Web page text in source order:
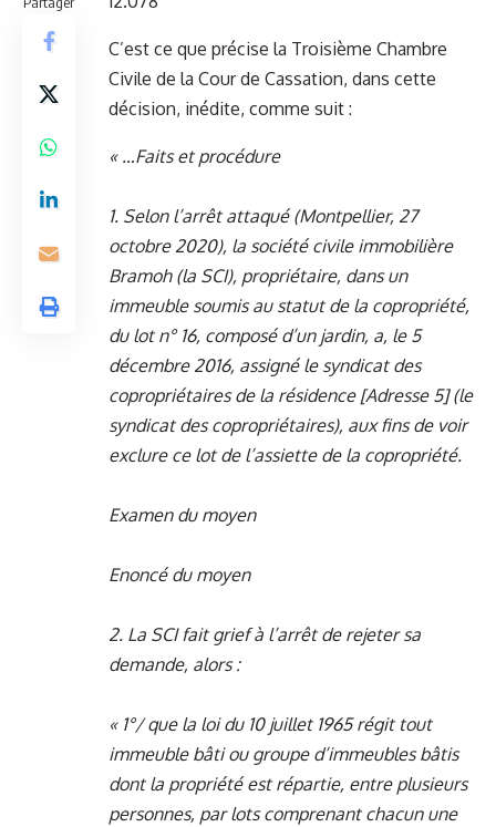
C’est ce que précise la Troisième Chambre
Civile de la Cour de Cassation, dans cette
décision, inédite, comme suit :
« …Faits et procédure
1. Selon l’arrêt attaqué (Montpellier, 27
octobre 2020), la société civile immobilière
Bramoh (la SCI), propriétaire, dans un
immeuble soumis au statut de la copropriété,
du lot n° 16, composé d’un jardin, a, le 5
décembre 2016, assigné le syndicat des
copropriétaires de la résidence [Adresse 5] (le
syndicat des copropriétaires), aux fins de voir
exclure ce lot de l’assiette de la copropriété.
Examen du moyen
Enoncé du moyen
2. La SCI fait grief à l’arrêt de rejeter sa
demande, alors :
« 1°/ que la loi du 10 juillet 1965 régit tout
immeuble bâti ou groupe d’immeubles bâtis
dont la propriété est répartie, entre plusieurs
personnes, par lots comprenant chacun une